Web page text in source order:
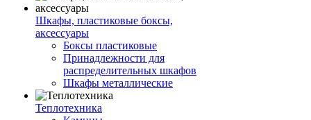
Шкафы, пластиковые боксы,
аксессуары
Боксы пластиковые
Принадлежности для
распределительных шкафов
Шкафы металлические
Теплотехника